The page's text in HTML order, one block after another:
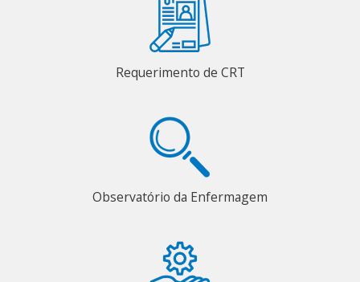
Requerimento de CRT
Observatório da Enfermagem